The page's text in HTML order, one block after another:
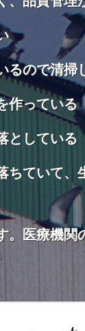
るので清掃
作っている
としている
ちていて、
。医療機関